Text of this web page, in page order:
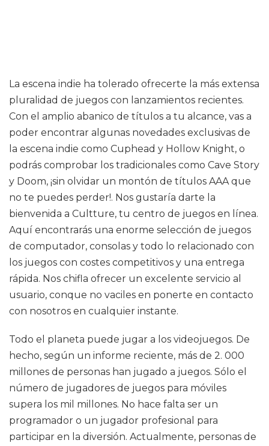
La escena indie ha tolerado ofrecerte la más extensa
pluralidad de juegos con lanzamientos recientes.
Con el amplio abanico de títulos a tu alcance, vas a
poder encontrar algunas novedades exclusivas de
la escena indie como Cuphead y Hollow Knight, o
podrás comprobar los tradicionales como Cave Story
y Doom, ¡sin olvidar un montón de títulos AAA que
no te puedes perder!. Nos gustaría darte la
bienvenida a Cultture, tu centro de juegos en línea.
Aquí encontrarás una enorme selección de juegos
de computador, consolas y todo lo relacionado con
los juegos con costes competitivos y una entrega
rápida. Nos chifla ofrecer un excelente servicio al
usuario, conque no vaciles en ponerte en contacto
con nosotros en cualquier instante.
Todo el planeta puede jugar a los videojuegos. De
hecho, según un informe reciente, más de 2. 000
millones de personas han jugado a juegos. Sólo el
número de jugadores de juegos para móviles
supera los mil millones. No hace falta ser un
programador o un jugador profesional para
participar en la diversión. Actualmente, personas de